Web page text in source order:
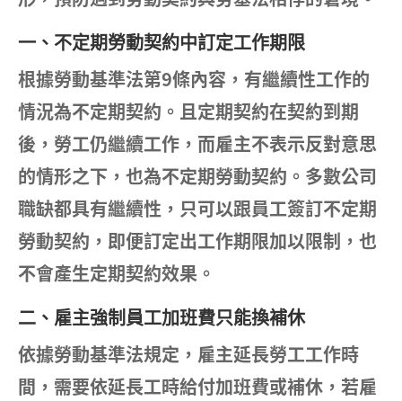
一、不定期勞動契約中訂定工作期限
根據勞動基準法第9條內容，有繼續性工作的
情況為不定期契約。且定期契約在契約到期
後，勞工仍繼續工作，而雇主不表示反對意思
的情形之下，也為不定期勞動契約。多數公司
職缺都具有繼續性，只可以跟員工簽訂不定期
勞動契約，即便訂定出工作期限加以限制，也
不會產生定期契約效果。
二、雇主強制員工加班費只能換補休
依據勞動基準法規定，雇主延長勞工工作時
間，需要依延長工時給付加班費或補休，若雇